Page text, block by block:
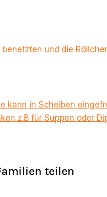
benetzten und die
kann in Scheiben
z.B für Suppen oder
teilen